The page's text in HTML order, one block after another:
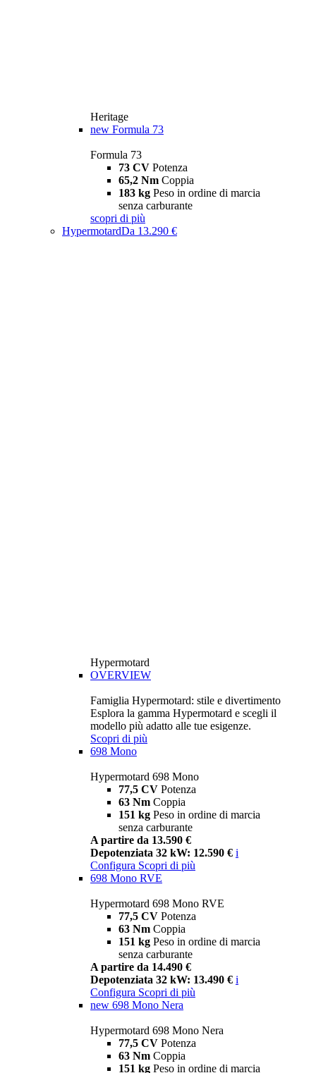
Heritage
new Formula 73
Formula 73
73 CV Potenza
65,2 Nm Coppia
183 kg Peso in ordine di marcia
senza carburante
scopri di più
HypermotardDa 13.290 €
Hypermotard
OVERVIEW
Famiglia Hypermotard: stile e divertimento
Esplora la gamma Hypermotard e scegli il
modello più adatto alle tue esigenze.
Scopri di più
698 Mono
Hypermotard 698 Mono
77,5 CV Potenza
63 Nm Coppia
151 kg Peso in ordine di marcia
senza carburante
A partire da 13.590 €
Depotenziata 32 kW: 12.590 € i
Configura Scopri di più
698 Mono RVE
Hypermotard 698 Mono RVE
77,5 CV Potenza
63 Nm Coppia
151 kg Peso in ordine di marcia
senza carburante
A partire da 14.490 €
Depotenziata 32 kW: 13.490 € i
Configura Scopri di più
new 698 Mono Nera
Hypermotard 698 Mono Nera
77,5 CV Potenza
63 Nm Coppia
151 kg Peso in ordine di marcia